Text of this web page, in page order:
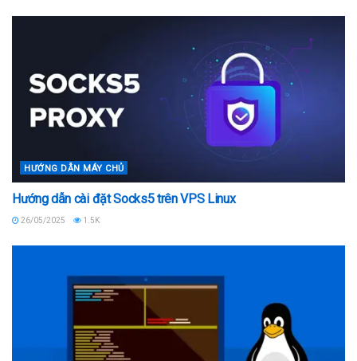
HƯỚNG DẪN MÁY CHỦ
Hướng dẫn cài đặt Socks5 trên VPS Linux
26/05/2025 1.5K